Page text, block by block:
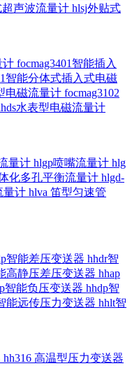
超声波流量计 hlsj外贴式
计 focmag3401智能插入
智能分体式插入式电磁
电磁流量计 focmag3102
水表型电磁流量计
量计 hlgp喷嘴流量计 hlg
化多孔平衡流量计 hlgd-
量计 hlva 笛型匀速管
智能差压变送器 hhdr智
高静压差压变送器 hhap
智能负压变送器 hhdp智
能远传压力变送器 hhlt智
hh316 高温型压力变送器